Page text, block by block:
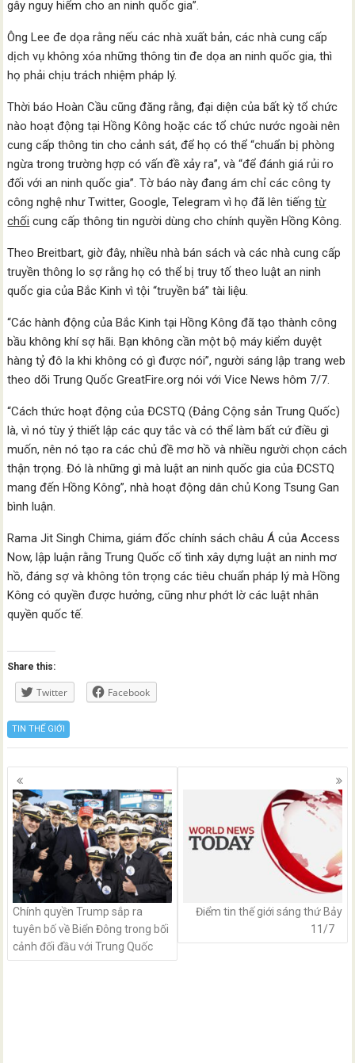
gây nguy hiểm cho an ninh quốc gia”.
Ông Lee đe dọa rằng nếu các nhà xuất bản, các nhà cung cấp
dịch vụ không xóa những thông tin đe dọa an ninh quốc gia, thì
họ phải chịu trách nhiệm pháp lý.
Thời báo Hoàn Cầu cũng đăng rằng, đại diện của bất kỳ tổ chức
nào hoạt động tại Hồng Kông hoặc các tổ chức nước ngoài nên
cung cấp thông tin cho cảnh sát, để họ có thể “chuẩn bị phòng
ngừa trong trường hợp có vấn đề xảy ra”, và “để đánh giá rủi ro
đối với an ninh quốc gia”. Tờ báo này đang ám chỉ các công ty
công nghệ như Twitter, Google, Telegram vì họ đã lên tiếngtừ
chối cung cấp thông tin người dùng cho chính quyền Hồng Kông.
Theo Breitbart, giờ đây, nhiều nhà bán sách và các nhà cung cấp
truyền thông lo sợ rằng họ có thể bị truy tố theo luật an ninh
quốc gia của Bắc Kinh vì tội “truyền bá” tài liệu.
“Các hành động của Bắc Kinh tại Hồng Kông đã tạo thành công
bầu không khí sợ hãi. Bạn không cần một bộ máy kiểm duyệt
hàng tỷ đô la khi không có gì được nói”, người sáng lập trang web
theo dõi Trung Quốc GreatFire.org nói với Vice News hôm 7/7.
“Cách thức hoạt động của ĐCSTQ (Đảng Cộng sản Trung Quốc)
là, vì nó tùy ý thiết lập các quy tắc và có thể làm bất cứ điều gì
muốn, nên nó tạo ra các chủ đề mơ hồ và nhiều người chọn cách
thận trọng. Đó là những gì mà luật an ninh quốc gia của ĐCSTQ
mang đến Hồng Kông”, nhà hoạt động dân chủ Kong Tsung Gan
bình luận.
Rama Jit Singh Chima, giám đốc chính sách châu Á của Access
Now, lập luận rằng Trung Quốc cố tình xây dựng luật an ninh mơ
hồ, đáng sợ và không tôn trọng các tiêu chuẩn pháp lý mà Hồng
Kông có quyền được hưởng, cũng như phớt lờ các luật nhân
quyền quốc tế.
Share this:
Twitter Facebook
TIN THẾ GIỚI
Posts
navigation
Chính quyền Trump sắp ra
tuyên bố về Biển Đông trong bối
cảnh đối đầu với Trung Quốc
Điểm tin thế giới sáng thứ Bảy
11/7